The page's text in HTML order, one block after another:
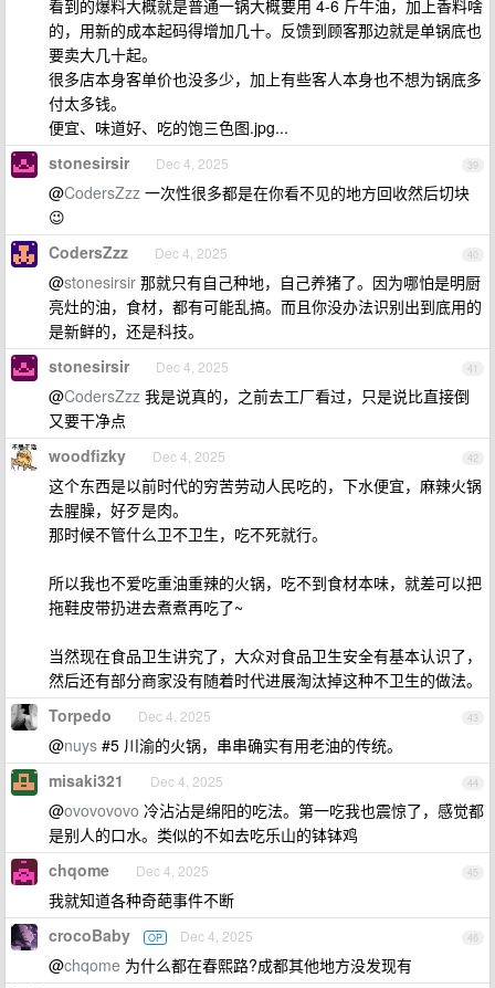
看到的爆料大概就是普通一锅大概要用 4-6 斤牛油，加上香料啥
的，用新的成本起码得增加几十。反馈到顾客那边就是单锅底也
要卖大几十起。
很多店本身客单价也没多少，加上有些客人本身也不想为锅底多
付太多钱。
便宜、味道好、吃的饱三色图.jpg...
39
stonesirsir Dec 4, 2025
@CodersZzz 一次性很多都是在你看不见的地方回收然后切块
😉
40
CodersZzz Dec 4, 2025
@stonesirsir 那就只有自己种地，自己养猪了。因为哪怕是明厨
亮灶的油，食材，都有可能乱搞。而且你没办法识别出到底用的
是新鲜的，还是科技。
41
stonesirsir Dec 4, 2025
@CodersZzz 我是说真的，之前去工厂看过，只是说比直接倒
又要干净点
42
woodfizky Dec 4, 2025
这个东西是以前时代的穷苦劳动人民吃的，下水便宜，麻辣火锅
去腥臊，好歹是肉。
那时候不管什么卫不卫生，吃不死就行。
所以我也不爱吃重油重辣的火锅，吃不到食材本味，就差可以把
拖鞋皮带扔进去煮煮再吃了~
当然现在食品卫生讲究了，大众对食品卫生安全有基本认识了，
然后还有部分商家没有随着时代进展淘汰掉这种不卫生的做法。
43
Torpedo Dec 4, 2025
@nuys #5 川渝的火锅，串串确实有用老油的传统。
44
misaki321 Dec 4, 2025
@ovovovovo 冷沾沾是绵阳的吃法。第一吃我也震惊了，感觉都
是别人的口水。类似的不如去吃乐山的钵钵鸡
45
chqome Dec 4, 2025
我就知道各种奇葩事件不断
46
crocoBaby OP Dec 4, 2025
@chqome 为什么都在春熙路?成都其他地方没发现有